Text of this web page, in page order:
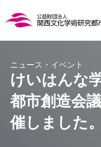
けいはんな
都市創造会
催しました。